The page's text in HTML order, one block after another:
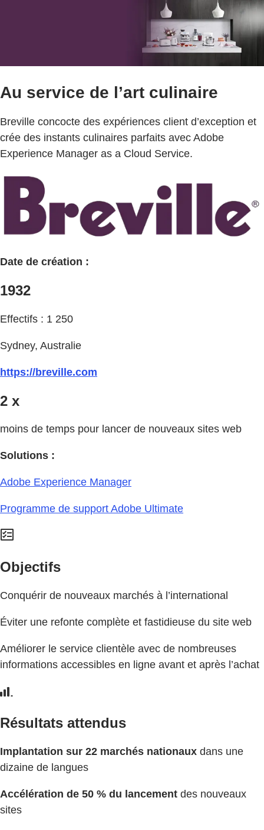
Au service de l’art culinaire
Breville concocte des expériences client d’exception et
crée des instants culinaires parfaits avec Adobe
Experience Manager as a Cloud Service.
Date de création :
1932
Effectifs : 1 250
Sydney, Australie
https://breville.com
2 x
moins de temps pour lancer de nouveaux sites web
Solutions :
Adobe Experience Manager
Programme de support Adobe Ultimate
Objectifs
Conquérir de nouveaux marchés à l’international
Éviter une refonte complète et fastidieuse du site web
Améliorer le service clientèle avec de nombreuses
informations accessibles en ligne avant et après l’achat
Résultats attendus
Implantation sur 22 marchés nationaux dans une
dizaine de langues
Accélération de 50 % du lancement des nouveaux
sites